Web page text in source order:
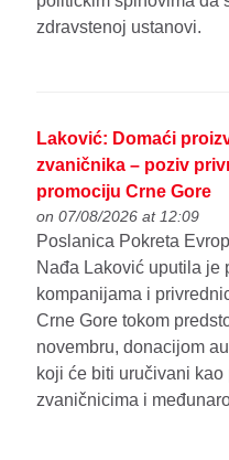
zdravstenoj ustanovi.
Laković: Domaći
zvaničnika – poziv
promociju Crne Gore
on 07/08/2026 at 12:09
Poslanica Pokreta
Nađa Laković uputila je
kompanijama i
Crne Gore tokom
novembru, donacijom
koji će biti uručivani
zvaničnicima i